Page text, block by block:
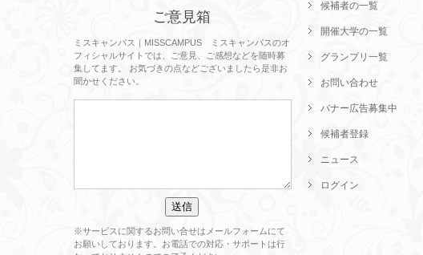
ご意見箱
ミスキャンパス｜MISSCAMPUS ミスキャンパスのオ
フィシャルサイトでは、ご意見、ご感想などを随時募
集してます。 お気づきの点などございましたら是非お
聞かせください。
※サービスに関するお問い合せはメールフォームにて
お願いしております。お電話での対応・サポートは行
候補者の一覧
開催大学の一覧
グランプリ一覧
お問い合わせ
バナー広告募集中
候補者登録
ニュース
ログイン